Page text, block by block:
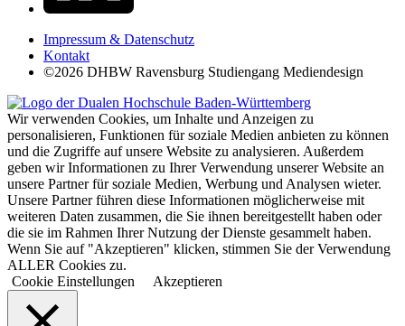
Impressum & Datenschutz
Kontakt
©2026 DHBW Ravensburg Studiengang Mediendesign
Wir verwenden Cookies, um Inhalte und Anzeigen zu
personalisieren, Funktionen für soziale Medien anbieten zu können
und die Zugriffe auf unsere Website zu analysieren. Außerdem
geben wir Informationen zu Ihrer Verwendung unserer Website an
unsere Partner für soziale Medien, Werbung und Analysen wieter.
Unsere Partner führen diese Informationen möglicherweise mit
weiteren Daten zusammen, die Sie ihnen bereitgestellt haben oder
die sie im Rahmen Ihrer Nutzung der Dienste gesammelt haben.
Wenn Sie auf "Akzeptieren" klicken, stimmen Sie der Verwendung
ALLER Cookies zu.
Cookie Einstellungen
Akzeptieren